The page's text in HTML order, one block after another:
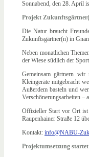
Sonnabend, den 28. April
Projekt
Die Natur braucht
Zukunftsgärtner(n) in
Neben monatlichen
der Wiese südlich der
Gemeinsam gärtnern wir
Kleingeräte mitgebracht
Außerdem basteln und
Verschönerungsarbeiten –
Offizieller Start vor Ort
Raupenhainer Straße 12
Kontakt: info@NABU-
Projektumsetzung startet